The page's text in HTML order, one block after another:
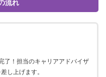
流れ
了！担当のキャリアアドバイザ
し上げます。